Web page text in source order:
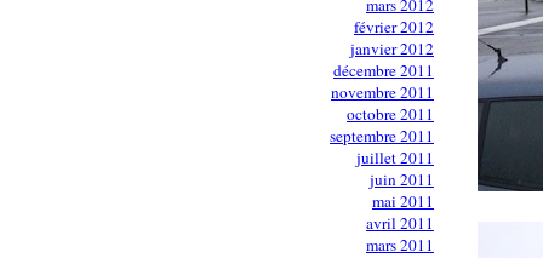
mars 2012
février 2012
janvier 2012
décembre 2011
novembre 2011
octobre 2011
septembre 2011
juillet 2011
juin 2011
mai 2011
avril 2011
mars 2011